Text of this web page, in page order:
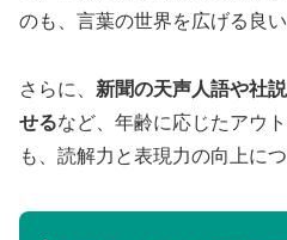
のも、言葉の世界を広げる良
さらに、 新聞の天声人語や社
せるなど、年齢に応じたアウ
も、読解力と表現力の向上につ